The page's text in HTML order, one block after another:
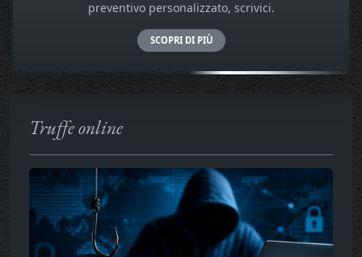
preventivo personalizzato, scrivici.
SCOPRI DI PIÙ
Truffe online